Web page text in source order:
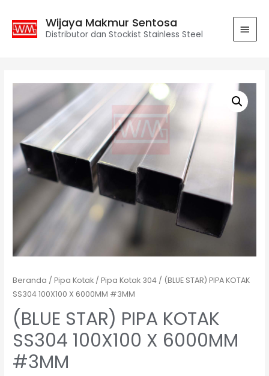
Wijaya Makmur Sentosa
Distributor dan Stockist Stainless Steel
Beranda /Pipa Kotak /Pipa Kotak 304 / (BLUE STAR) PIPA KOTAK
SS304 100X100 X 6000MM #3MM
(BLUE STAR) PIPA KOTAK
SS304 100X100 X 6000MM
#3MM